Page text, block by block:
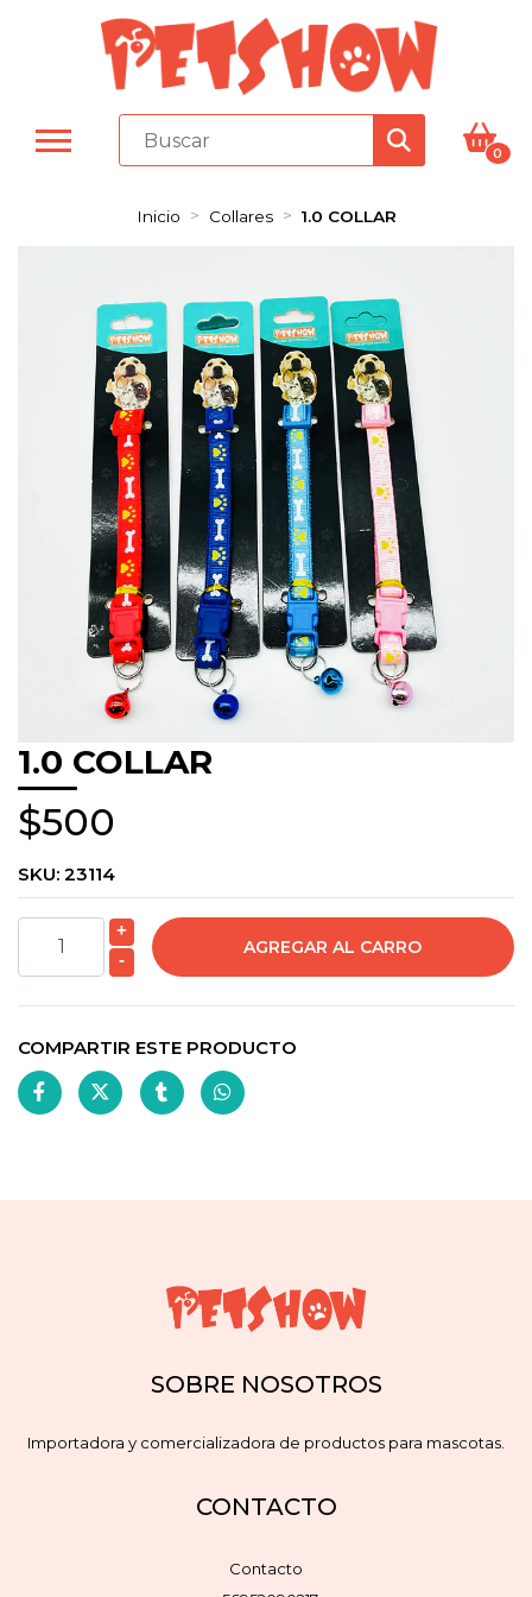
0
Inicio Collares 1.0 COLLAR
1.0 COLLAR
$500
SKU: 23114
+
-
COMPARTIR ESTE PRODUCTO
SOBRE NOSOTROS
Importadora y comercializadora de productos para mascotas.
CONTACTO
Contacto